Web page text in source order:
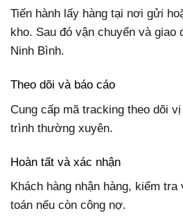
Tiến hành lấy hàng tại nơi gửi
kho. Sau đó vận chuyển và giao
Ninh Bình.
Theo dõi và báo cáo
Cung cấp mã tracking theo dõi
trình thường xuyên.
Hoàn tất và xác nhận
Khách hàng nhận hàng, kiểm
toán nếu còn công nợ.